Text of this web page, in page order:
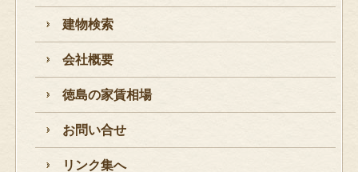
建物検索
会社概要
徳島の家賃相場
お問い合せ
リンク集へ